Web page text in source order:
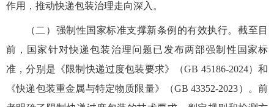
作用，推动快递包装治理走向深入。
（二）强制性国家标准支撑新条例的有效执行。截至目
前，国家针对快递包装治理问题已发布两部强制性国家标
准，分别是《限制快递过度包装要求》（GB 45186-2024）和
《快递包装重金属与特定物质限量》（GB 43352-2023）。前